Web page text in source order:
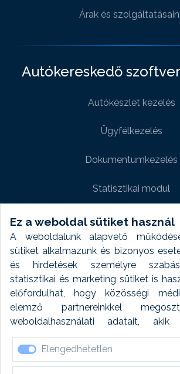
Ez a weboldal sütiket használ
A weboldalunk alapvető
sütiket alkalmazunk és bizonyos
és hirdetések személyre
statisztikai és marketing sütiket is
előfordulhat, hogy közösségi
elemző partnereinkkel
weboldalhasználati adatait,
forrásokból gyűjtött adatokkal
elfogadásával kapcsolatosan
ezen adatokat 6 hónap után
Elengedhetetlen
Árak és
Autókereskedő
Autókészlet kezelés
Ügyfélkezelés
Dokumentumkezelés
Statisztikai modul
Weboldal modul
Fényképtár extra
Autómosó modul
Feladatütemezés